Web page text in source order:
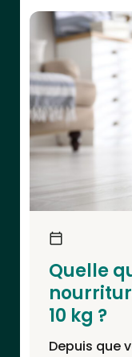
Quelle
10 kg ?
Depuis que